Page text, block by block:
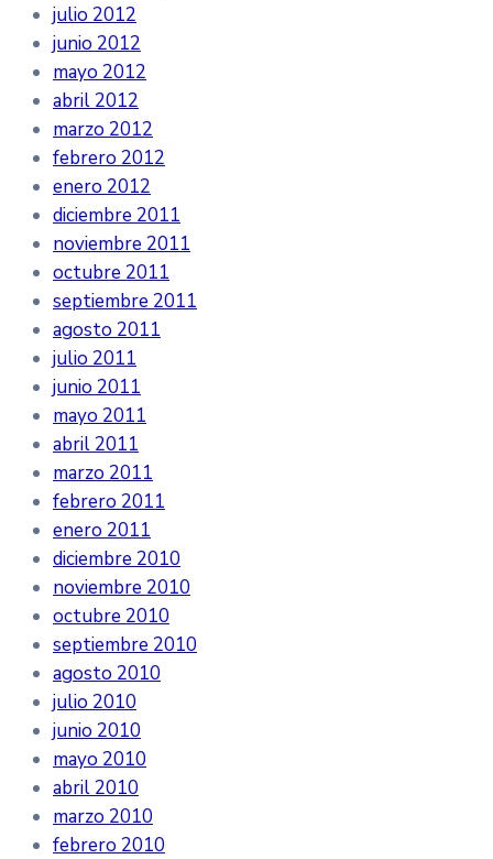
julio 2012
junio 2012
mayo 2012
abril 2012
marzo 2012
febrero 2012
enero 2012
diciembre 2011
noviembre 2011
octubre 2011
septiembre 2011
agosto 2011
julio 2011
junio 2011
mayo 2011
abril 2011
marzo 2011
febrero 2011
enero 2011
diciembre 2010
noviembre 2010
octubre 2010
septiembre 2010
agosto 2010
julio 2010
junio 2010
mayo 2010
abril 2010
marzo 2010
febrero 2010